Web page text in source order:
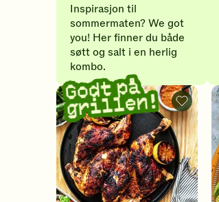
s
u
k
e
m
e
Inspirasjon til
sommermaten? We got
you! Her finner du både
søtt og salt i en herlig
kombo.
U
k
e
n
s
u
Godt
på
grillen!
Godt på
grillen!
Piri
piri
kylling
-
legg
til
favoritter